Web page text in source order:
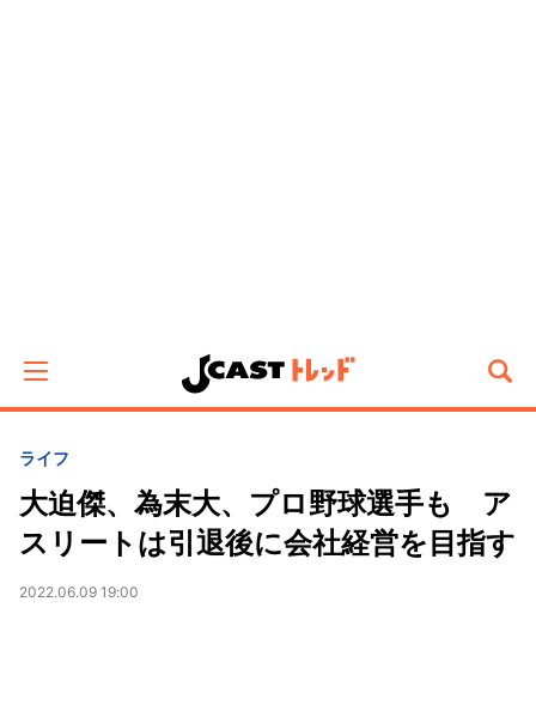
ライフ
大迫傑、為末大、プロ野球選手も ア
スリートは引退後に会社経営を目指す
2022.06.09 19:00